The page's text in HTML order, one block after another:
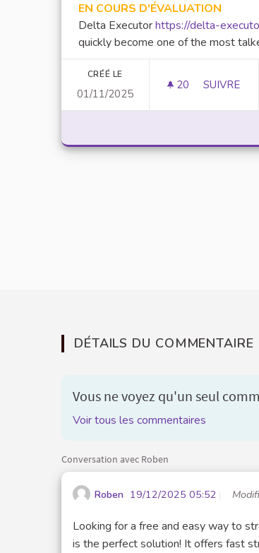
EN COURS D'ÉVALUATION
Delta Executorhttps://delta-
quickly become one of the most
CRÉÉ LE
01/11/2025
20 20 ABONNÉS
SUIVRE
DÉTAILS DU COMMENTAIRE
Vous ne voyez qu'un seul
Voir tous les commentaires
Conversation avec Roben
Roben 19/12/2025 05:52
Looking for a free and easy way to
is the perfect solution! It offers fast